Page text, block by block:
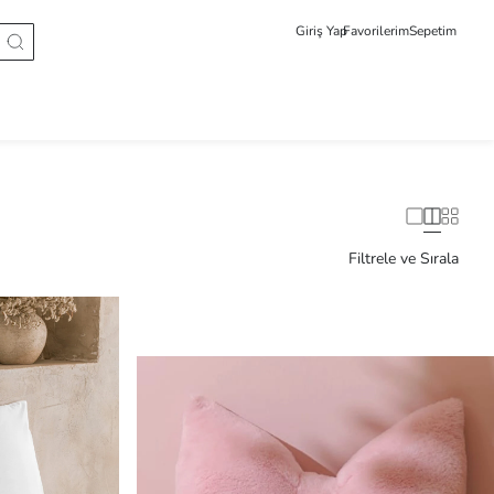
Giriş YapFavorilerimSepetim
Filtrele ve Sırala